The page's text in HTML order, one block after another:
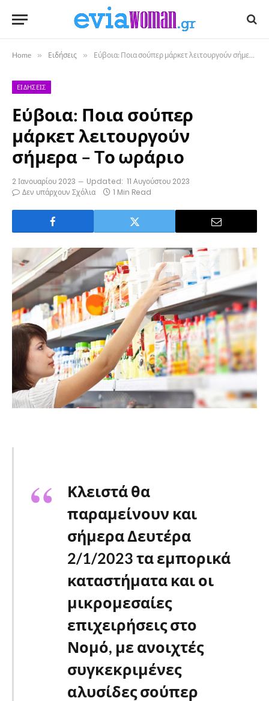
Home » Ειδήσεις » Εύβοια: Ποια σούπερ μάρκετ λειτουργούν σήμερα – Tο ωράριο
ΕΙΔΉΣΕΙΣ
Εύβοια: Ποια σούπερ
μάρκετ λειτουργούν
σήμερα – Tο ωράριο
2 Ιανουαρίου 2023 Updated: 11 Αυγούστου 2023
Δεν υπάρχουν Σχόλια
1 Min Read
Κλειστά θα
παραμείνουν και
σήμερα Δευτέρα
2/1/2023 τα εμπορικά
καταστήματα και οι
μικρομεσαίες
επιχειρήσεις στο
Νομό, με ανοιχτές
συγκεκριμένες
αλυσίδες σούπερ